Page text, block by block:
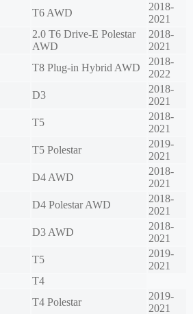
T6 AWD
2018-
2021
2.0 T6 Drive-E Polestar
AWD
2018-
2021
T8 Plug-in Hybrid AWD
2018-
2022
D3
2018-
2021
T5
2018-
2021
T5 Polestar
2019-
2021
D4 AWD
2018-
2021
D4 Polestar AWD
2018-
2021
D3 AWD
2018-
2021
T5
2019-
2021
T4
T4 Polestar
2019-
2021